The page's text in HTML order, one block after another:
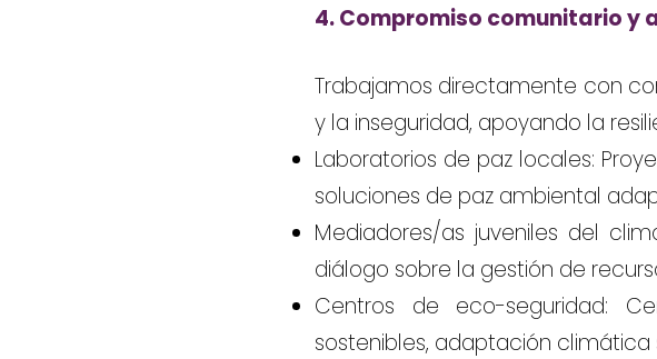
4. Compromiso comunitario y
Trabajamos directamente con
y la inseguridad, apoyando la
Laboratorios de paz locales:
soluciones de paz ambiental
Mediadores/as juveniles del
diálogo sobre la gestión de
Centros de eco-seguridad:
sostenibles, adaptación